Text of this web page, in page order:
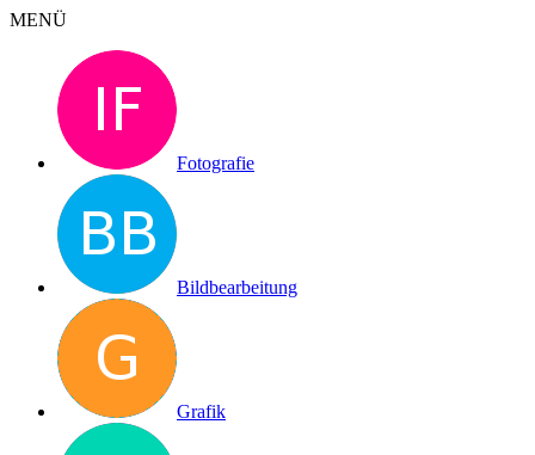
MENÜ
Fotografie
Bildbearbeitung
Grafik